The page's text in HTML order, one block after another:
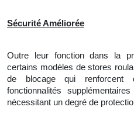
Sécurité Améliorée
Outre leur fonction dans la
certains modèles de stores
de blocage qui renforcent
fonctionnalités
nécessitant un degré de